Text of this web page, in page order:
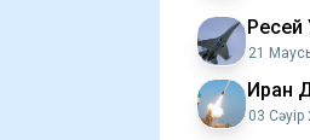
Ресей
21
Иран
03